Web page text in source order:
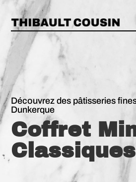
Découvrez des pâtisseries
Dunkerque
Coffret
Classiques